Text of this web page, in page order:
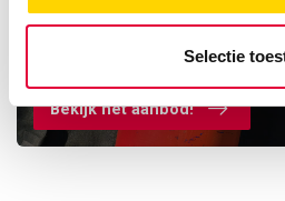
Selectie
Ontdek ons
BENOR blussers
Bekijk het aanbod!